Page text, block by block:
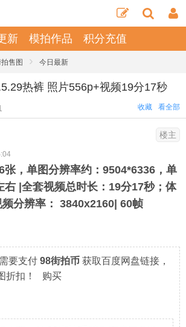
新 模拍作品 积分充值
售图 › 今日最新
热裤 照片556p+视频19分17秒
看全部
收藏
楼主
张，单图分辨率约：9504*6336，单
右 |全套视频总时长：19分17秒；体
分辨率： 3840x2160| 60帧
要支付 98街拍币 获取百度网盘链接，
折扣！ 购买